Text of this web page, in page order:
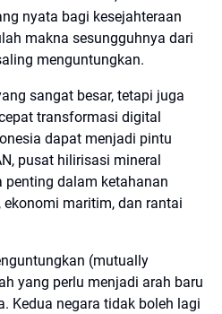
nyata bagi kesejahteraan
makna sesungguhnya dari
menguntungkan.
sangat besar, tetapi juga
transformasi digital
dapat menjadi pintu
pusat hilirisasi mineral
penting dalam ketahanan
ekonomi maritim, dan rantai
(mutually
yang perlu menjadi arah baru
Kedua negara tidak boleh lagi